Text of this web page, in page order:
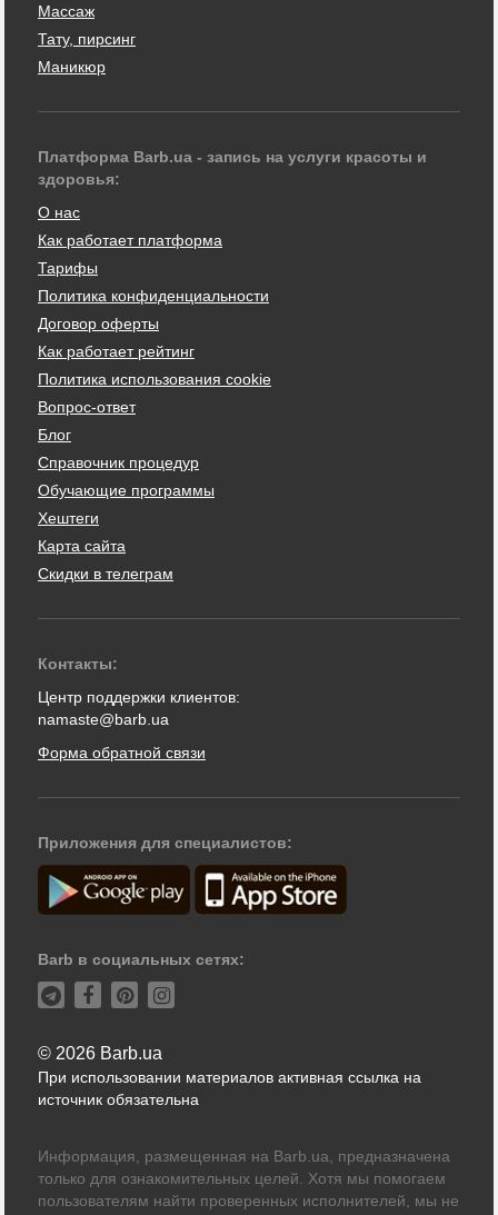
Массаж
Тату, пирсинг
Маникюр
Платформа Barb.ua - запись на услуги красоты и
здоровья:
О нас
Как работает платформа
Тарифы
Политика конфиденциальности
Договор оферты
Как работает рейтинг
Политика использования cookie
Вопрос-ответ
Блог
Справочник процедур
Обучающие программы
Хештеги
Карта сайта
Скидки в телеграм
Контакты:
Центр поддержки клиентов:
namaste@barb.ua
Форма обратной связи
Приложения для специалистов:
Barb в социальных сетях:
© 2026 Barb.ua
При использовании материалов активная ссылка на
источник обязательна
Информация, размещенная на Barb.ua, предназначена
только для ознакомительных целей. Хотя мы помогаем
пользователям найти проверенных исполнителей, мы не